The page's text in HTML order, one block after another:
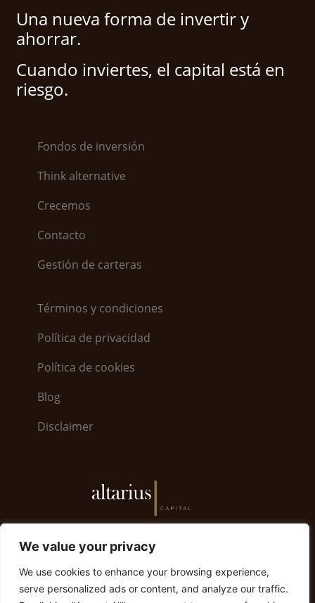
We value your privacy
We use cookies to enhance your browsing experience,
serve personalized ads or content, and analyze our traffic.
1AA Gibraltar | Gibraltar +350 200 79008
info@altariuscapital.com
Una nueva forma de invertir y
ahorrar.
Cuando inviertes, el capital está en
riesgo.
Fondos de inversión
Think alternative
Crecemos
Contacto
Gestión de carteras
Términos y condiciones
Política de privacidad
Política de cookies
Blog
Disclaimer